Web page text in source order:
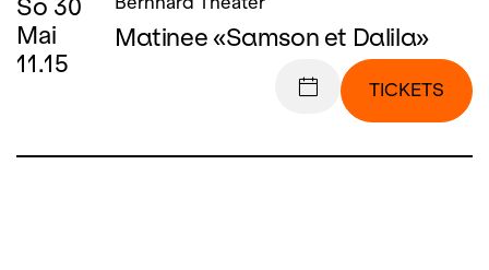
So 30
Mai
11.15
Matinee «Samson et Dalila»
TICKETS